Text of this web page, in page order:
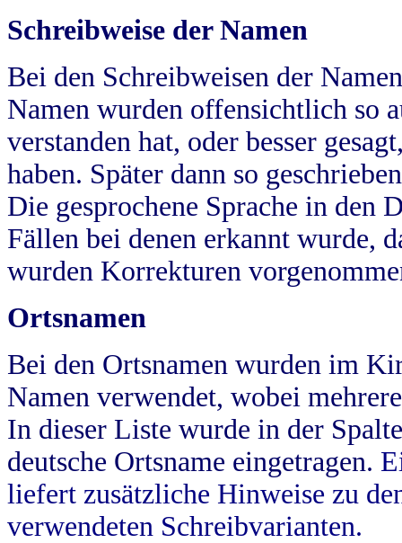
Schreibweise der Namen
Bei den Schreibweisen der
Namen wurden offensichtlich so
verstanden hat, oder besser
haben. Später dann so
Die gesprochene Sprache in
Fällen bei denen erkannt wurde,
wurden Korrekturen
Ortsnamen
Bei den Ortsnamen wurden im
Namen verwendet, wobei
In dieser Liste wurde in der
deutsche Ortsname eingetragen.
liefert zusätzliche Hinweise zu
verwendeten Schreibvarianten.